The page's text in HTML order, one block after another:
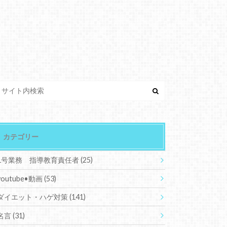
カテゴリー
号業務 指導教育責任者(25)
動画(53)
イエット・ハゲ対策(141)
言(31)